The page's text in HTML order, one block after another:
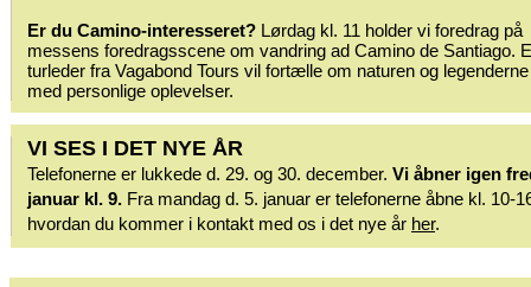
Er du Camino-interesseret? Lørdag kl. 11 holder vi foredrag på
messens foredragsscene om vandring ad Camino de Santiago.
turleder fra Vagabond Tours vil fortælle om naturen og
med personlige oplevelser.
VI SES I DET NYE ÅR
Telefonerne er lukkede d. 29. og 30. december. Vi åbner igen
januar kl. 9. Fra mandag d. 5. januar er telefonerne åbne kl. 10-
hvordan du kommer i kontakt med os i det nye år her.